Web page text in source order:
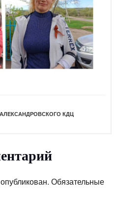
КДЦ
Обязательные